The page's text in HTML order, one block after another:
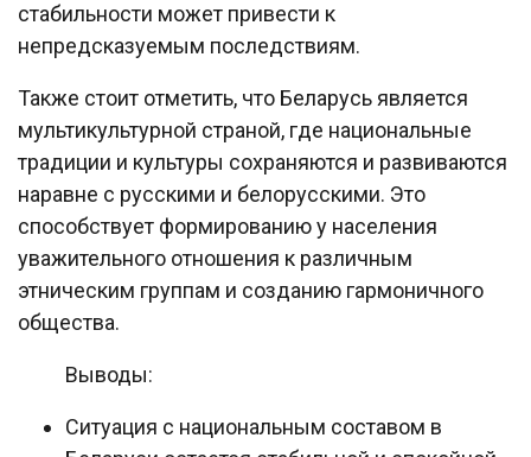
стабильности может привести к
непредсказуемым последствиям.
Также стоит отметить, что Беларусь является
мультикультурной страной, где национальные
традиции и культуры сохраняются и развиваются
наравне с русскими и белорусскими. Это
способствует формированию у населения
уважительного отношения к различным
этническим группам и созданию гармоничного
общества.
Выводы:
Ситуация с национальным составом в